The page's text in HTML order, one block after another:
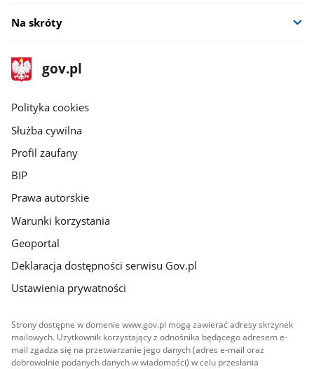
Na skróty
stopka
gov.pl
Strona
gov.pl
gov.pl
Polityka cookies
Służba cywilna
Profil zaufany
BIP
Prawa autorskie
Warunki korzystania
Geoportal
Deklaracja dostępności serwisu Gov.pl
Ustawienia prywatności
Strony dostępne w domenie www.gov.pl mogą zawierać adresy skrzynek
mailowych. Użytkownik korzystający z odnośnika będącego adresem e-
mail zgadza się na przetwarzanie jego danych (adres e-mail oraz
dobrowolnie podanych danych w wiadomości) w celu przesłania